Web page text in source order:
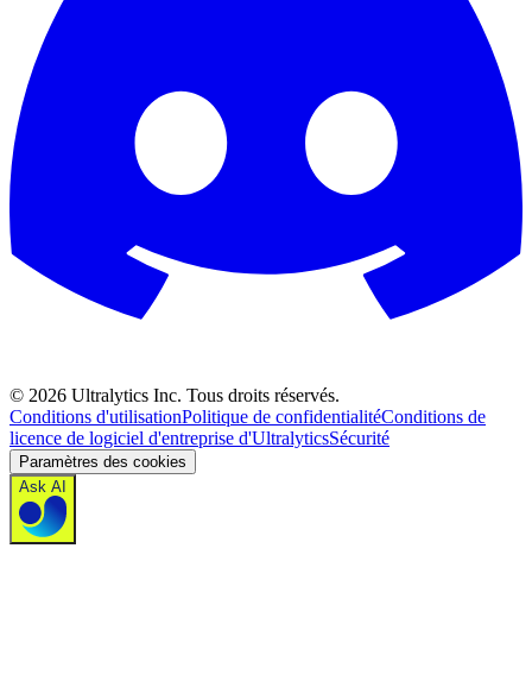
© 2026 Ultralytics Inc. Tous droits réservés.
Conditions d'utilisationPolitique de confidentialitéConditions de
licence de logiciel d'entreprise d'UltralyticsSécurité
Paramètres des cookies
Ask AI